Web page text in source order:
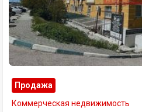
Продажа
Коммерческая недвижимость